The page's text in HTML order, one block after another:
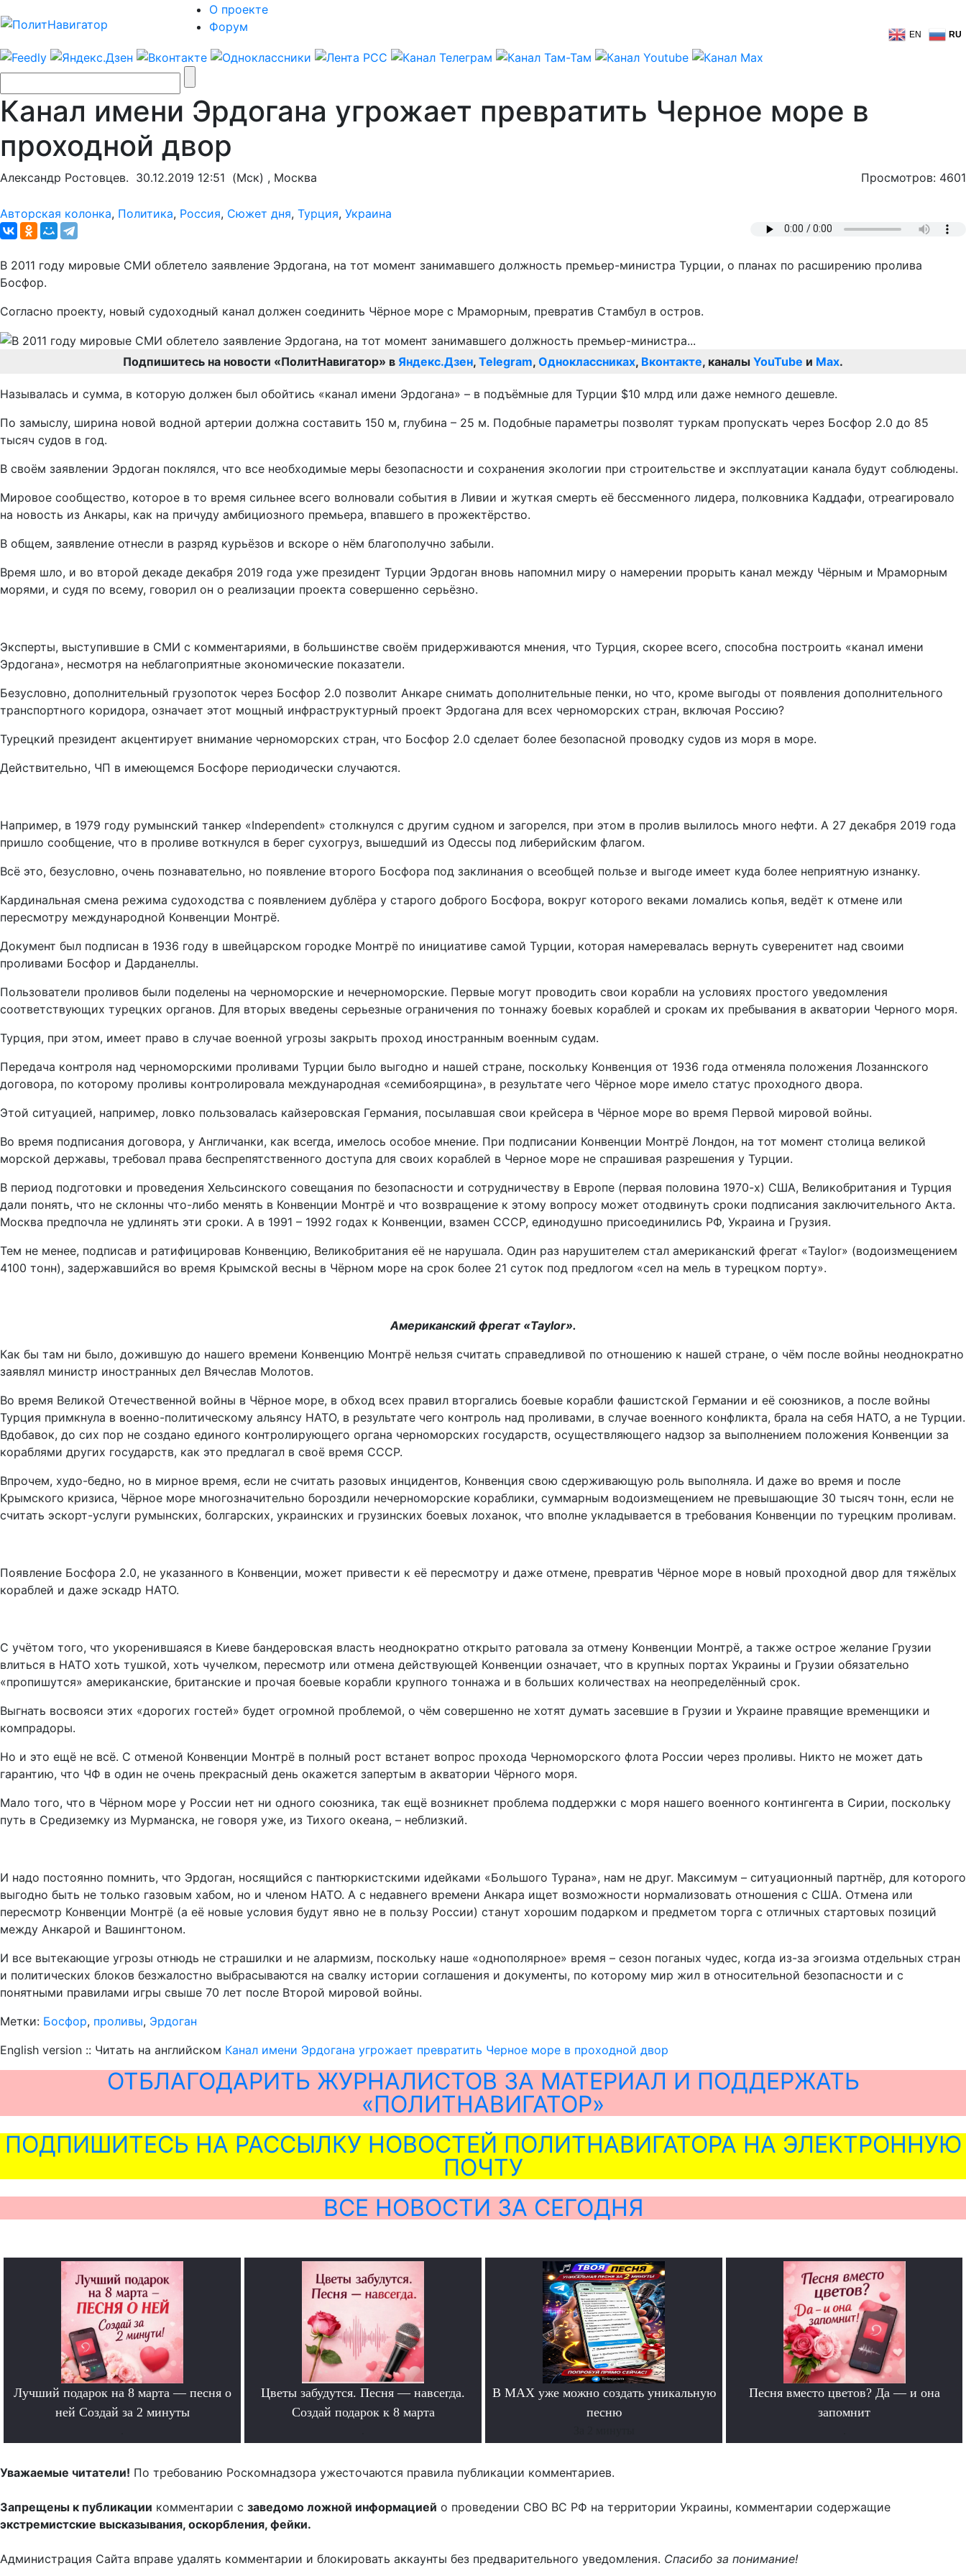
О проекте
Форум
EN RU
Канал имени Эрдогана угрожает превратить Черное море в
проходной двор
Александр Ростовцев. 30.12.2019 12:51 (Мск) , Москва Просмотров: 4601
Авторская колонка, Политика, Россия, Сюжет дня, Турция, Украина
В 2011 году мировые СМИ облетело заявление Эрдогана, на тот момент занимавшего должность премьер-министра Турции, о планах по расширению пролива
Босфор.
Согласно проекту, новый судоходный канал должен соединить Чёрное море с Мраморным, превратив Стамбул в остров.
Подпишитесь на новости «ПолитНавигатор» в Яндекс.Дзен, Telegram, Одноклассниках, Вконтакте, каналы YouTube и Max.
Называлась и сумма, в которую должен был обойтись «канал имени Эрдогана» – в подъёмные для Турции $10 млрд или даже немного дешевле.
По замыслу, ширина новой водной артерии должна составить 150 м, глубина – 25 м. Подобные параметры позволят туркам пропускать через Босфор 2.0 до 85
тысяч судов в год.
В своём заявлении Эрдоган поклялся, что все необходимые меры безопасности и сохранения экологии при строительстве и эксплуатации канала будут соблюдены.
Мировое сообщество, которое в то время сильнее всего волновали события в Ливии и жуткая смерть её бессменного лидера, полковника Каддафи, отреагировало
на новость из Анкары, как на причуду амбициозного премьера, впавшего в прожектёрство.
В общем, заявление отнесли в разряд курьёзов и вскоре о нём благополучно забыли.
Время шло, и во второй декаде декабря 2019 года уже президент Турции Эрдоган вновь напомнил миру о намерении прорыть канал между Чёрным и Мраморным
морями, и судя по всему, говорил он о реализации проекта совершенно серьёзно.
Эксперты, выступившие в СМИ с комментариями, в большинстве своём придерживаются мнения, что Турция, скорее всего, способна построить «канал имени
Эрдогана», несмотря на неблагоприятные экономические показатели.
Безусловно, дополнительный грузопоток через Босфор 2.0 позволит Анкаре снимать дополнительные пенки, но что, кроме выгоды от появления дополнительного
транспортного коридора, означает этот мощный инфраструктурный проект Эрдогана для всех черноморских стран, включая Россию?
Турецкий президент акцентирует внимание черноморских стран, что Босфор 2.0 сделает более безопасной проводку судов из моря в море.
Действительно, ЧП в имеющемся Босфоре периодически случаются.
Например, в 1979 году румынский танкер «Independent» столкнулся с другим судном и загорелся, при этом в пролив вылилось много нефти. А 27 декабря 2019 года
пришло сообщение, что в проливе воткнулся в берег сухогруз, вышедший из Одессы под либерийским флагом.
Всё это, безусловно, очень познавательно, но появление второго Босфора под заклинания о всеобщей пользе и выгоде имеет куда более неприятную изнанку.
Кардинальная смена режима судоходства с появлением дублёра у старого доброго Босфора, вокруг которого веками ломались копья, ведёт к отмене или
пересмотру международной Конвенции Монтрё.
Документ был подписан в 1936 году в швейцарском городке Монтрё по инициативе самой Турции, которая намеревалась вернуть суверенитет над своими
проливами Босфор и Дарданеллы.
Пользователи проливов были поделены на черноморские и нечерноморские. Первые могут проводить свои корабли на условиях простого уведомления
соответствующих турецких органов. Для вторых введены серьезные ограничения по тоннажу боевых кораблей и срокам их пребывания в акватории Черного моря.
Турция, при этом, имеет право в случае военной угрозы закрыть проход иностранным военным судам.
Передача контроля над черноморскими проливами Турции было выгодно и нашей стране, поскольку Конвенция от 1936 года отменяла положения Лозаннского
договора, по которому проливы контролировала международная «семибоярщина», в результате чего Чёрное море имело статус проходного двора.
Этой ситуацией, например, ловко пользовалась кайзеровская Германия, посылавшая свои крейсера в Чёрное море во время Первой мировой войны.
Во время подписания договора, у Англичанки, как всегда, имелось особое мнение. При подписании Конвенции Монтрё Лондон, на тот момент столица великой
морской державы, требовал права беспрепятственного доступа для своих кораблей в Черное море не спрашивая разрешения у Турции.
В период подготовки и проведения Хельсинского совещания по безопасности и сотрудничеству в Европе (первая половина 1970-х) США, Великобритания и Турция
дали понять, что не склонны что-либо менять в Конвенции Монтрё и что возвращение к этому вопросу может отодвинуть сроки подписания заключительного Акта.
Москва предпочла не удлинять эти сроки. А в 1991 – 1992 годах к Конвенции, взамен СССР, единодушно присоединились РФ, Украина и Грузия.
Тем не менее, подписав и ратифицировав Конвенцию, Великобритания её не нарушала. Один раз нарушителем стал американский фрегат «Taylor» (водоизмещением
4100 тонн), задержавшийся во время Крымской весны в Чёрном море на срок более 21 суток под предлогом «сел на мель в турецком порту».
Американский фрегат «Taylor».
Как бы там ни было, дожившую до нашего времени Конвенцию Монтрё нельзя считать справедливой по отношению к нашей стране, о чём после войны неоднократно
заявлял министр иностранных дел Вячеслав Молотов.
Во время Великой Отечественной войны в Чёрное море, в обход всех правил вторгались боевые корабли фашистской Германии и её союзников, а после войны
Турция примкнула в военно-политическому альянсу НАТО, в результате чего контроль над проливами, в случае военного конфликта, брала на себя НАТО, а не Турции.
Вдобавок, до сих пор не создано единого контролирующего органа черноморских государств, осуществляющего надзор за выполнением положения Конвенции за
кораблями других государств, как это предлагал в своё время СССР.
Впрочем, худо-бедно, но в мирное время, если не считать разовых инцидентов, Конвенция свою сдерживающую роль выполняла. И даже во время и после
Крымского кризиса, Чёрное море многозначительно бороздили нечерноморские кораблики, суммарным водоизмещением не превышающие 30 тысяч тонн, если не
считать эскорт-услуги румынских, болгарских, украинских и грузинских боевых лоханок, что вполне укладывается в требования Конвенции по турецким проливам.
Появление Босфора 2.0, не указанного в Конвенции, может привести к её пересмотру и даже отмене, превратив Чёрное море в новый проходной двор для тяжёлых
кораблей и даже эскадр НАТО.
С учётом того, что укоренившаяся в Киеве бандеровская власть неоднократно открыто ратовала за отмену Конвенции Монтрё, а также острое желание Грузии
влиться в НАТО хоть тушкой, хоть чучелком, пересмотр или отмена действующей Конвенции означает, что в крупных портах Украины и Грузии обязательно
«пропишутся» американские, британские и прочая боевые корабли крупного тоннажа и в больших количествах на неопределённый срок.
Выгнать восвояси этих «дорогих гостей» будет огромной проблемой, о чём совершенно не хотят думать засевшие в Грузии и Украине правящие временщики и
компрадоры.
Но и это ещё не всё. С отменой Конвенции Монтрё в полный рост встанет вопрос прохода Черноморского флота России через проливы. Никто не может дать
гарантию, что ЧФ в один не очень прекрасный день окажется запертым в акватории Чёрного моря.
Мало того, что в Чёрном море у России нет ни одного союзника, так ещё возникнет проблема поддержки с моря нашего военного контингента в Сирии, поскольку
путь в Средиземку из Мурманска, не говоря уже, из Тихого океана, – неблизкий.
И надо постоянно помнить, что Эрдоган, носящийся с пантюркистскими идейками «Большого Турана», нам не друг. Максимум – ситуационный партнёр, для которого
выгодно быть не только газовым хабом, но и членом НАТО. А с недавнего времени Анкара ищет возможности нормализовать отношения с США. Отмена или
пересмотр Конвенции Монтрё (а её новые условия будут явно не в пользу России) станут хорошим подарком и предметом торга с отличных стартовых позиций
между Анкарой и Вашингтоном.
И все вытекающие угрозы отнюдь не страшилки и не алармизм, поскольку наше «однополярное» время – сезон поганых чудес, когда из-за эгоизма отдельных стран
и политических блоков безжалостно выбрасываются на свалку истории соглашения и документы, по которому мир жил в относительной безопасности и с
понятными правилами игры свыше 70 лет после Второй мировой войны.
Метки: Босфор, проливы, Эрдоган
English version :: Читать на английском Канал имени Эрдогана угрожает превратить Черное море в проходной двор
ОТБЛАГОДАРИТЬ ЖУРНАЛИСТОВ ЗА МАТЕРИАЛ И ПОДДЕРЖАТЬ
«ПОЛИТНАВИГАТОР»
ПОДПИШИТЕСЬ НА РАССЫЛКУ НОВОСТЕЙ ПОЛИТНАВИГАТОРА НА ЭЛЕКТРОННУЮ
ПОЧТУ
ВСЕ НОВОСТИ ЗА СЕГОДНЯ
Лучший подарок на 8 марта — песня о
ней Создай за 2 минуты
Цветы забудутся. Песня — навсегда.
Создай подарок к 8 марта
В MAX уже можно создать уникальную
песню
Песня вместо цветов? Да — и она
запомнит
Уважаемые читатели! По требованию Роскомнадзора ужесточаются правила публикации комментариев.
Запрещены к публикации комментарии с заведомо ложной информацией о проведении СВО ВС РФ на территории Украины, комментарии содержащие
экстремистские высказывания, оскорбления, фейки.
Администрация Сайта вправе удалять комментарии и блокировать аккаунты без предварительного уведомления. Спасибо за понимание!